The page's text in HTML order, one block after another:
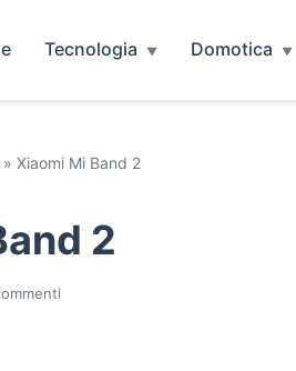
Tecnologia Domotica
» Xiaomi Mi Band 2
2